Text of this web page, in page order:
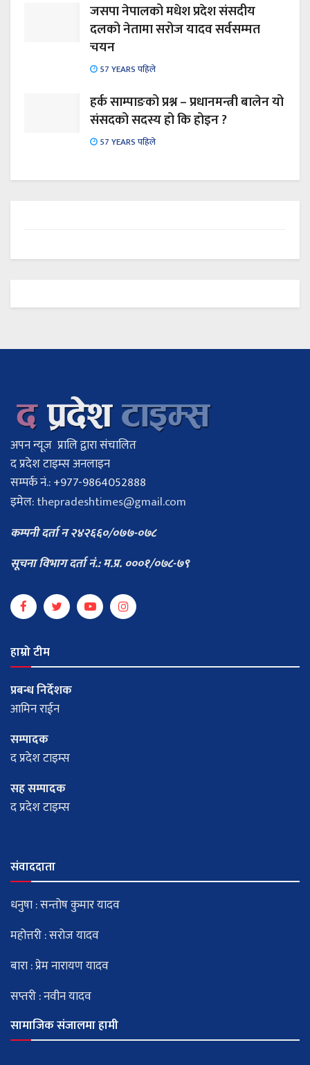
जसपा नेपालको मधेश प्रदेश संसदीय
दलको नेतामा सरोज यादव सर्वसम्मत
चयन
57 YEARS पहिले
हर्क साम्पाङको प्रश्न – प्रधानमन्त्री बालेन यो
संसदको सदस्य हो कि होइन ?
57 YEARS पहिले
अपन न्यूज प्रालि द्वारा संचालित
द प्रदेश टाइम्स अनलाइन
सम्पर्क नं.: +977-9864052888
इमेल:thepradeshtimes@gmail.com
कम्पनी दर्ता न २४२६६०/०७७-०७८
सूचना विभाग दर्ता नं.: म.प्र. ०००१/०७८-७९
हाम्रो टीम
प्रबन्ध निर्देशक
आमिन राईन
सम्पादक
द प्रदेश टाइम्स
सह सम्पादक
द प्रदेश टाइम्स
संवाददाता
धनुषा : सन्तोष कुमार यादव
महोत्तरी : सरोज यादव
बारा : प्रेम नारायण यादव
सप्तरी : नवीन यादव
सामाजिक संजालमा हामी